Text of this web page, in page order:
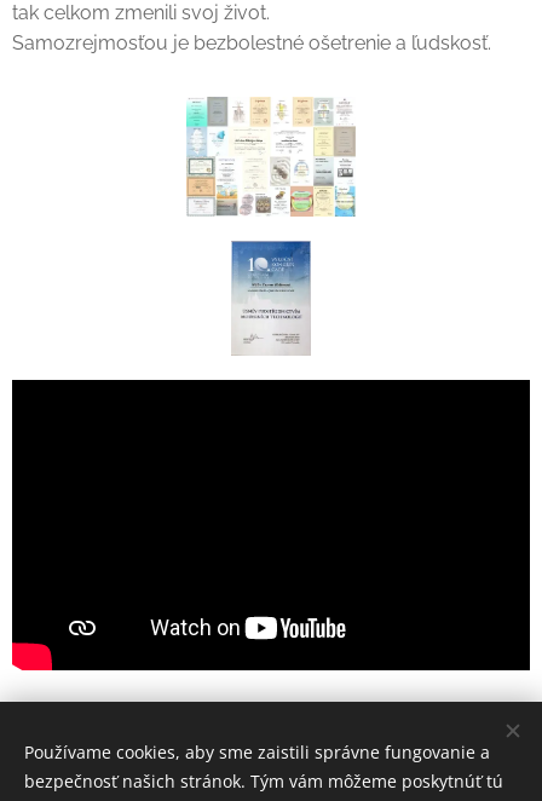
tak celkom zmenili svoj život.
Samozrejmosťou je bezbolestné ošetrenie a ľudskosť.
ZWDent dentálne centrum, MUDr. Zuzana Walterová,
Používame cookies, aby sme zaistili správne fungovanie a
bezpečnosť našich stránok. Tým vám môžeme poskytnúť tú